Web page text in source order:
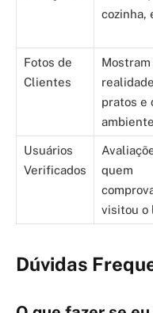
cozinha,
Fotos de
Clientes
Mostram
pratos e
Usuários
Verificados
quem
visitou o
Dúvidas